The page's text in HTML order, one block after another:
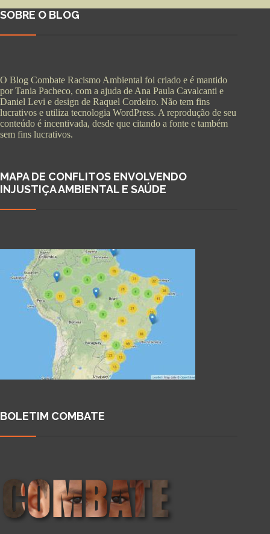
SOBRE O BLOG
O Blog Combate Racismo Ambiental foi criado e é mantido
por Tania Pacheco, com a ajuda de Ana Paula Cavalcanti e
Daniel Levi e design de Raquel Cordeiro. Não tem fins
lucrativos e utiliza tecnologia WordPress. A reprodução de seu
conteúdo é incentivada, desde que citando a fonte e também
sem fins lucrativos.
MAPA DE CONFLITOS ENVOLVENDO
INJUSTIÇA AMBIENTAL E SAÚDE
BOLETIM COMBATE